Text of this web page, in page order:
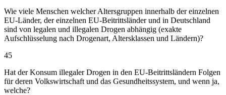
Wie viele Menschen welcher Altersgruppen innerhalb der einzelnen
EU-Länder, der einzelnen EU-Beitrittsländer und in Deutschland
sind von legalen und illegalen Drogen abhängig (exakte
Aufschlüsselung nach Drogenart, Altersklassen und Ländern)?
45
Hat der Konsum illegaler Drogen in den EU-Beitrittsländern Folgen
für deren Volkswirtschaft und das Gesundheitssystem, und wenn ja,
welche?